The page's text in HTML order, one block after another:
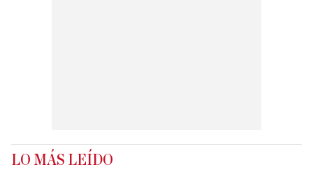
LO MÁS LEÍDO